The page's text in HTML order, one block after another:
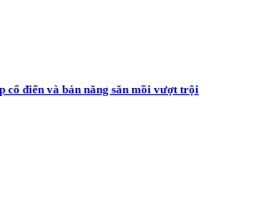
cổ điển và bản năng săn mồi vượt trội